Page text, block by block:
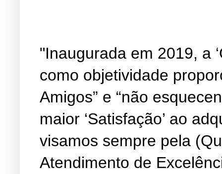
"Inaugurada em 2019, a
como objetividade
Amigos” e “não
maior ‘Satisfação’ ao
visamos sempre pela
Atendimento de